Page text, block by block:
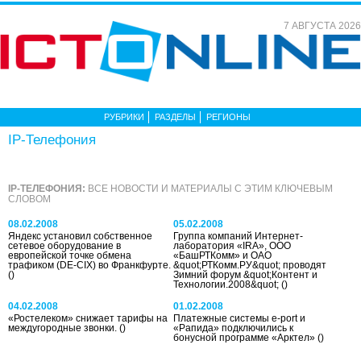
7 АВГУСТА 2026
РУБРИКИ РАЗДЕЛЫ РЕГИОНЫ
IP-Телефония
IP-ТЕЛЕФОНИЯ: ВСЕ НОВОСТИ И МАТЕРИАЛЫ С ЭТИМ КЛЮЧЕВЫМ
СЛОВОМ
08.02.2008
Яндекс установил собственное
сетевое оборудование в
европейской точке обмена
трафиком (DE-CIX) во Франкфурте.
()
05.02.2008
Группа компаний Интернет-
лаборатория «IRA», ООО
«БашРТКомм» и ОАО
&quot;РТКомм.РУ&quot; проводят
Зимний форум &quot;Контент и
Технологии.2008&quot;()
04.02.2008
«Ростелеком» снижает тарифы на
междугородные звонки. ()
01.02.2008
Платежные системы e-port и
«Рапида» подключились к
бонусной программе «Арктел»()